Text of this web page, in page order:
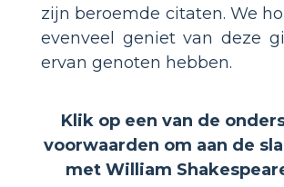
zijn beroemde citaten. We
evenveel geniet van deze
ervan genoten hebben.
Klik op een van de
voorwaarden om aan de
met William